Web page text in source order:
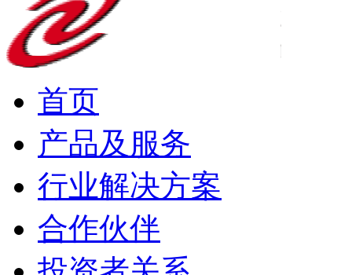
首页
产品及服务
行业解决方案
合作伙伴